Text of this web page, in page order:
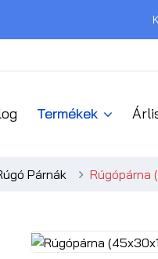
Termékek
Párnák Rúgópárna